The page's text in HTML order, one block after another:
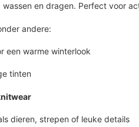
en dragen. Perfect voor
andere:
een warme winterlook
tinten
dieren, strepen of leuke details